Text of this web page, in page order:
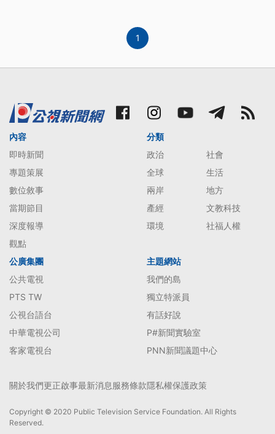
1
內容
即時新聞
專題策展
數位敘事
當期節目
深度報導
觀點
分類
政治
社會
全球
生活
兩岸
地方
產經
文教科技
環境
社福人權
公廣集團
公共電視
PTS TW
公視台語台
中華電視公司
客家電視台
主題網站
我們的島
獨立特派員
有話好說
P#新聞實驗室
PNN新聞議題中心
關於我們更正啟事最新消息服務條款隱私權保護政策
Copyright © 2020 Public Television Service Foundation. All Rights
Reserved.